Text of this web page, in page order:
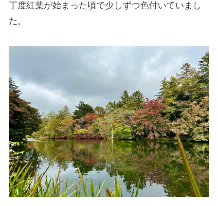
丁度紅葉が始まった頃で少しずつ色付いていまし
た。